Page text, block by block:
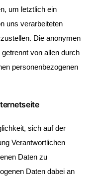
um letztlich ein
uns verarbeiteten
Die anonymen
von allen durch
personenbezogenen
sich auf der
Verantwortlichen
Daten zu
Daten dabei an